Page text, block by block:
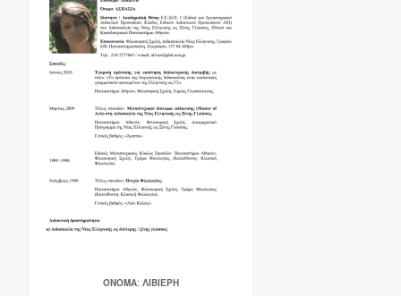
ΌΝΟΜΑ: ΛΙΒΙΕΡΗ